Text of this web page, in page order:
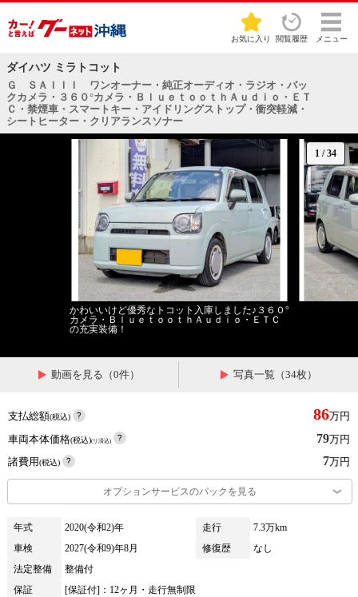
お気に入り 閲覧履歴 メニュー
ダイハツ ミラトコット
Ｇ ＳＡＩＩＩ ワンオーナー・純正オーディオ・ラジオ・バッ
クカメラ・３６０°カメラ・ＢｌｕｅｔｏｏｔｈＡｕｄｉｏ・ＥＴ
Ｃ・禁煙車・スマートキー・アイドリングストップ・衝突軽減・
シートヒーター・クリアランスソナー
1 /34
かわいいけど優秀なトコット入庫しました♪３６０°
カメラ・ＢｌｕｅｔｏｏｔｈＡｕｄｉｏ・ＥＴＣ
の充実装備！
動画を見る（0件） 写真一覧（34枚）
支払総額(税込) 86万円
車両本体価格(税込)(リ済込) 79万円
諸費用(税込) 7万円
オプションサービスのパックを見る
年式 2020(令和2)年 走行
7.3万km
車検
2027(令和9)年8月 修復歴
なし
法定整備
整備付
保証
[保証付]：12ヶ月・走行無制限